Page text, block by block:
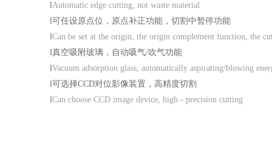
lAutomatic edge cutting, not waste material
l可任设原点位，原点补正功能，切割中暂停功能
lCan be set at the origin, the origin complement function, the
l真空吸附玻璃，自动吸气/吹气功能
lVacuum adsorption glass, automatically aspirating/blowing
l可选择CCD对位影像装置，高精度切割
lCan choose CCD image device, high - precision cutting